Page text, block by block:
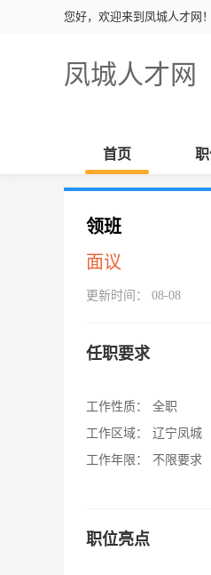
您好，欢迎来到凤城人才网！
凤城人才网
首页
领班
面议
更新时间： 08-08
任职要求
工作性质：
全职
工作区域：
辽宁凤城
工作年限：
不限要求
职位亮点